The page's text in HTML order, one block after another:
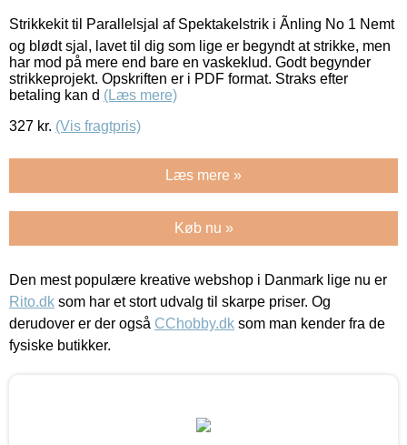
Strikkekit til Parallelsjal af Spektakelstrik i Ãnling No 1 Nemt
og blødt sjal, lavet til dig som lige er begyndt at strikke, men
har mod på mere end bare en vaskeklud. Godt begynder
strikkeprojekt. Opskriften er i PDF format. Straks efter
betaling kan d (Læs mere)
327 kr. (Vis fragtpris)
Læs mere »
Køb nu »
Den mest populære kreative webshop i Danmark lige nu er
Rito.dk som har et stort udvalg til skarpe priser. Og
derudover er der også CChobby.dk som man kender fra de
fysiske butikker.